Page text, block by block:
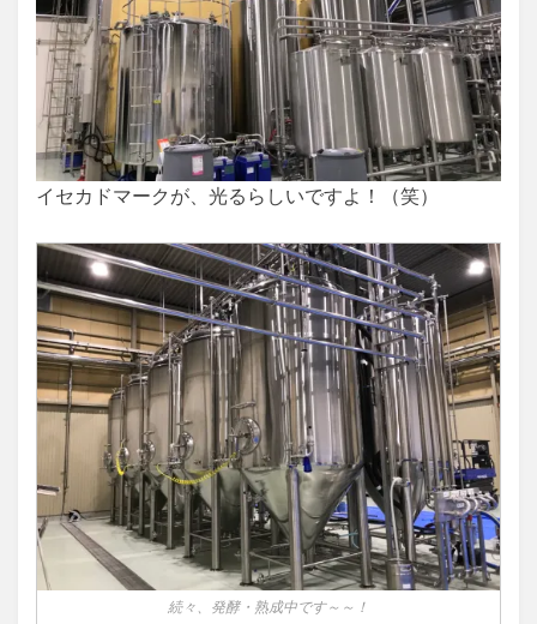
イセカドマークが、光るらしいですよ！（笑）
続々、発酵・熟成中です～～！